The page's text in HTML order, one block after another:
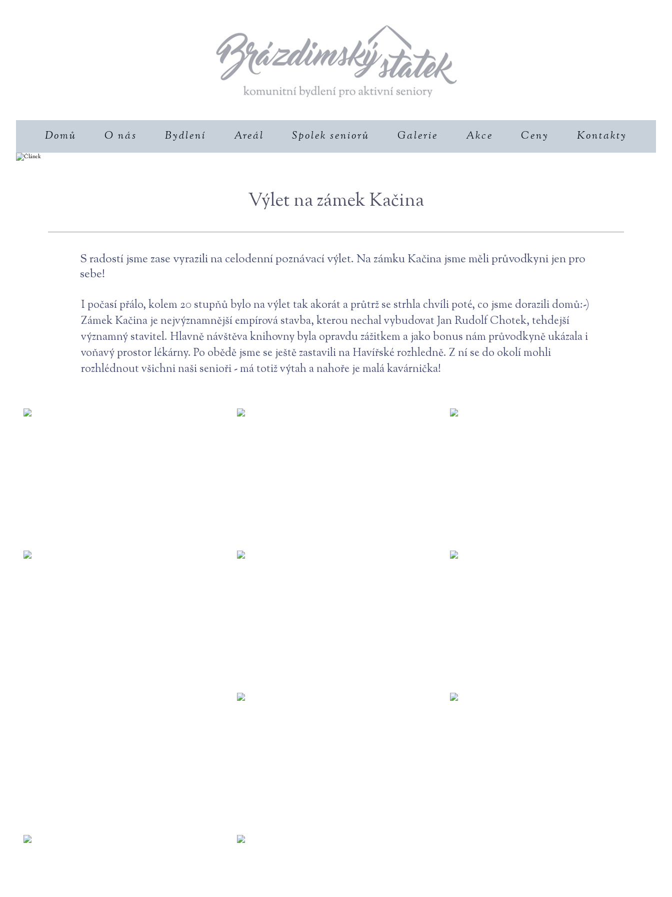
Domů O nás Bydlení Areál Spolek seniorů Galerie Akce Ceny Kontakty
Výlet na zámek Kačina
S radostí jsme zase vyrazili na celodenní poznávací výlet. Na zámku Kačina jsme měli průvodkyni jen pro
sebe!
I počasí přálo, kolem 20 stupňů bylo na výlet tak akorát a průtrž se strhla chvíli poté, co jsme dorazili domů:-)
Zámek Kačina je nejvýznamnější empírová stavba, kterou nechal vybudovat Jan Rudolf Chotek, tehdejší
významný stavitel. Hlavně návštěva knihovny byla opravdu zážitkem a jako bonus nám průvodkyně ukázala i
voňavý prostor lékárny. Po obědě jsme se ještě zastavili na Havířské rozhledně. Z ní se do okolí mohli
rozhlédnout všichni naši senioři - má totiž výtah a nahoře je malá kavárnička!